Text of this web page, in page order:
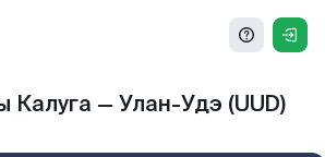
Калуга — Улан-Удэ (UUD)